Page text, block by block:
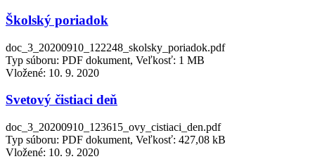
Školský poriadok
doc_3_20200910_122248_skolsky_poriadok.pdf
Typ súboru: PDF dokument, Veľkosť: 1 MB
Vložené: 10. 9. 2020
Svetový čistiaci deň
doc_3_20200910_123615_ovy_cistiaci_den.pdf
Typ súboru: PDF dokument, Veľkosť: 427,08 kB
Vložené: 10. 9. 2020